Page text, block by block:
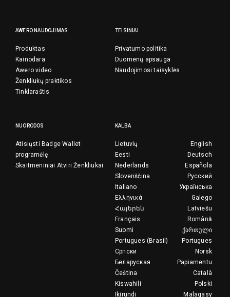
AWERO NAUDOJIMAS
Produktas
Kainodara
Awero video
Ženkliukų praktikos
Tinklaraštis
TEISINIAI
Privatumo politika
Duomenų apsauga
Naudojimosi taisyklės
NUORODOS
Atisiųsti Badge Wallet
programėlę
Skaitmeniniai Atviri Ženkliukai
KALBA
English
Lietuvių
Deutsch
Eesti
Española
Nederlands
Русский
Slovenščina
Українська
Italiano
Galego
Ελληνικά
Latviešu
Հայերեն
Română
Français
ქართული
Suomi
Portugues
Portugues (Brasil)
Norsk
Српски
Papiamentu
Беларуская
Català
Čeština
Polski
Kiswahili
Malagasy
Ikirundi